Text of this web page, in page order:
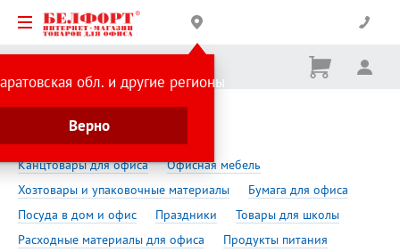
обл. и другие регионы
Верно
Корзина
Ничего
Сделано в России Источники света
Источники света
Канцтовары для офиса
Офисная мебель
Хозтовары и упаковочные материалы
Бумага для офиса
Посуда в дом и офис
Праздники
Товары для школы
Расходные материалы для офиса
Продукты питания